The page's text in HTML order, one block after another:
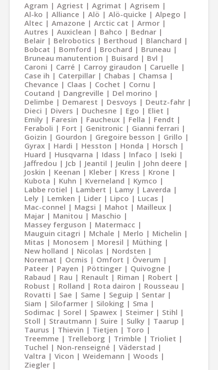
Agram Agriest Agrimat
Agrisem
Al-ko
Alliance Alö Alö-quicke
Alpego
Altec
Amazone Arctic cat
Armor
Autres
Auxiclean Bahco
Bednar
Belair
Belrobotics Berthoud
Blanchard
Bobcat
Bomford Brochard
Bruneau
Bruneau manutention
Buisard
Bvl
Caroni
Carré Carroy giraudon
Caruelle
Case ih
Caterpillar Chabas
Chamsa
Chevance
Claas Cochet
Cornu
Coutand
Dangreville
Del morino
Delimbe
Demarest Desvoys
Deutz-fahr
Dieci
Divers Duchesne Ego
Eliet
Emily
Faresin Faucheux Fella
Fendt
Feraboli
Fort Genitronic
Gianni ferrari
Goizin
Gourdon Gregoire besson
Grillo
Gyrax
Hardi Hesston Honda
Horsch
Huard
Husqvarna Idass Infaco
Iseki
Jaffredou
Jcb Jeantil Jeulin
John deere
Joskin
Keenan Kleber Kress
Krone
Kubota
Kuhn Kverneland
Kymco
Labbe rotiel
Lambert Lamy
Laverda
Lely
Lemken Lider Lipco
Lucas
Mac-connel
Magsi Mahot
Mailleux
Majar
Manitou
Maschio
Massey ferguson
Matermacc
Mauguin citagri
Mchale Merlo
Michelin
Mitas
Monosem Moresil
Müthing
New holland
Nicolas
Nordsten
Noremat
Ocmis Omfort
Överum
Pateer
Payen Pöttinger
Quivogne
Rabaud
Rau Renault Riman
Robert
Robust
Rolland Rota dairon
Rousseau
Rovatti
Sae Same Seguip
Sentar
Siam
Silofarmer Siloking
Sma
Sodimac
Sorel Spawex Steimer
Stihl
Stoll
Strautmann Suire Sulky
Taarup
Taurus
Thievin Tietjen
Toro
Treemme
Trelleborg Trimble
Trioliet
Tuchel
Non-renseigné
Väderstad
Valtra
Vicon Weidemann
Woods
Ziegler